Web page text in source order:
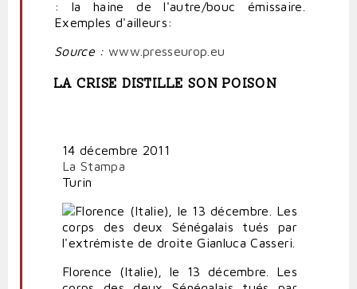
: la haine de l'autre/bouc émissaire.
Exemples d'ailleurs:
Source : www.presseurop.eu
LA CRISE DISTILLE SON POISON
14 décembre 2011
La Stampa
Turin
Florence (Italie), le 13 décembre. Les